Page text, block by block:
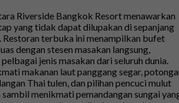
Riverside Bangkok Resort menawarkan
yang tidak dapat dilupakan di sepanjang
Restoran terbuka ini menampilkan bufet
dengan stesen masakan langsung,
jenis masakan dari seluruh dunia.
makanan laut panggang segar,
Thai tulen, dan pilihan pencuci mulut
menikmati pemandangan sungai